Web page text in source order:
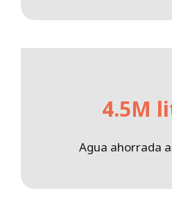
4.5M
Agua ahorrada